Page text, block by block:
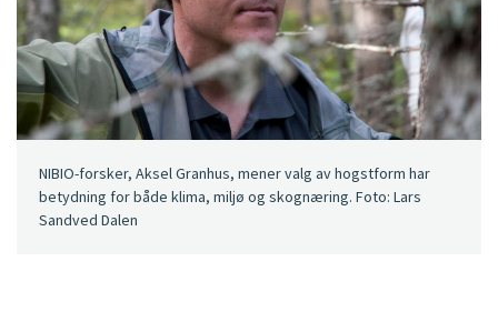
NIBIO-forsker, Aksel Granhus, mener valg av hogstform har
betydning for både klima, miljø og skognæring. Foto: Lars
Sandved Dalen